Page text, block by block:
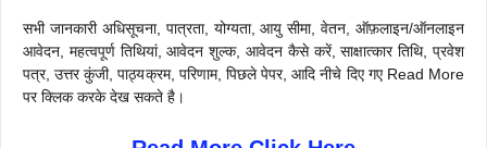
सभी जानकारी अधिसूचना, पात्रता, योग्यता, आयु सीमा, वेतन, ऑफ़लाइन/ऑनलाइन
आवेदन, महत्वपूर्ण तिथियां, आवेदन शुल्क, आवेदन कैसे करें, साक्षात्कार तिथि, प्रवेश
पत्र, उत्तर कुंजी, पाठ्यक्रम, परिणाम, पिछले पेपर, आदि नीचे दिए गए Read More
पर क्लिक करके देख सकते है।